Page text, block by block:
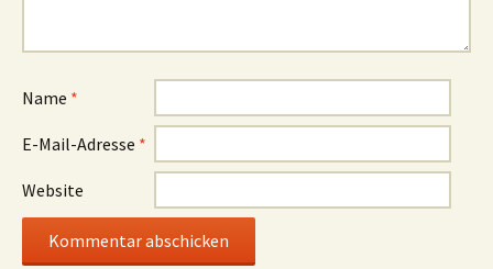
Name *
E-Mail-Adresse *
Website